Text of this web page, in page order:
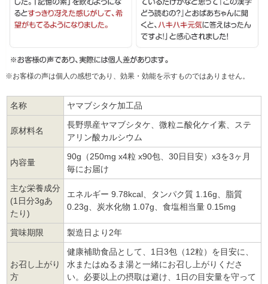
※お客様の声は個人の感想であり、効果・効能を示すものではありません。
名称 ヤマブシタケ加工品
原材料名
長野県産ヤマブシタケ、微粒ニ酸化ケイ素、ステ
アリン酸カルシウム
内容量
90g（250mg x4粒 x90包、30日目安）x3を3ヶ月
毎にお届け
主な栄養成分
(1日分3gあ
たり)
エネルギー 9.78kcal、タンパク質 1.16g、脂質
0.23g、炭水化物 1.07g、食塩相当量 0.15mg
賞味期限 製造日より2年
お召し上がり
方
健康補助食品として、1日3包（12粒）を目安に、
水またはぬるま湯と一緒にお召し上がりくださ
い。必要以上の摂取は避け、1日の目安量を守って